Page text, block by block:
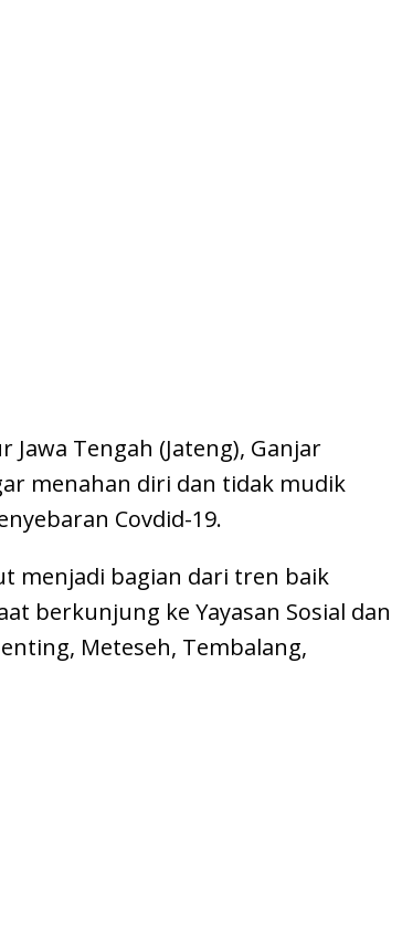
Jawa Tengah (Jateng), Ganjar
menahan diri dan tidak mudik
Covdid-19.
menjadi bagian dari tren baik
berkunjung ke Yayasan Sosial dan
Meteseh, Tembalang,